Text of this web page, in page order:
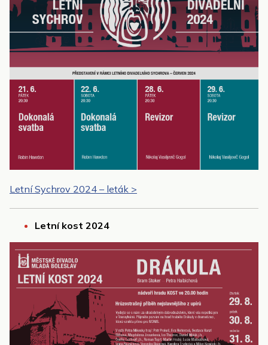
Letní Sychrov 2024 – leták >
Letní kost 2024